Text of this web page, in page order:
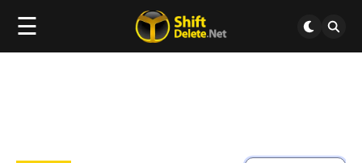
☰